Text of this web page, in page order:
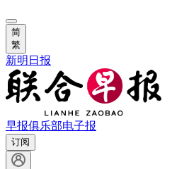
简
繁
新明日报
早报俱乐部电子报
订阅